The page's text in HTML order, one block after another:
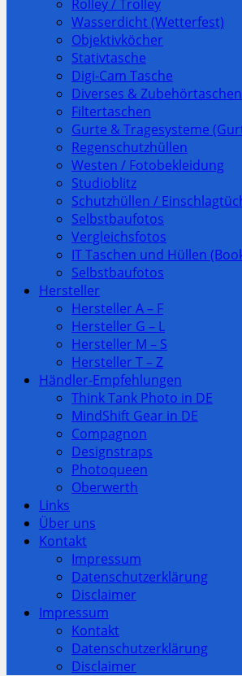
Rolley / Trolley
Wasserdicht (Wetterfest)
Objektivköcher
Stativtasche
Digi-Cam Tasche
Diverses & Zubehörtaschen
Filtertaschen
Gurte & Tragesysteme
Regenschutzhüllen
Westen / Fotobekleidung
Studioblitz
Schutzhüllen /
Selbstbaufotos
Vergleichsfotos
IT Taschen und Hüllen
Selbstbaufotos
Hersteller
Hersteller A – F
Hersteller G – L
Hersteller M – S
Hersteller T – Z
Händler-Empfehlungen
Think Tank Photo in DE
MindShift Gear in DE
Compagnon
Designstraps
Photoqueen
Oberwerth
Links
Über uns
Kontakt
Impressum
Datenschutzerklärung
Disclaimer
Impressum
Kontakt
Datenschutzerklärung
Disclaimer